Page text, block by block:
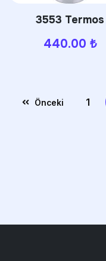
3553 Termos
440.00 ₺
Önceki 1